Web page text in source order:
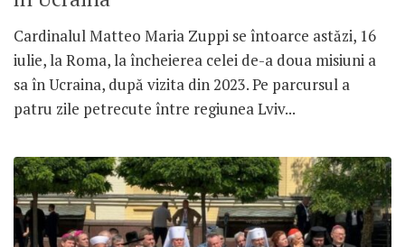
Cardinalul Matteo Maria Zuppi se întoarce astăzi, 16
iulie, la Roma, la încheierea celei de-a doua misiuni a
sa în Ucraina, după vizita din 2023. Pe parcursul a
patru zile petrecute între regiunea Lviv...